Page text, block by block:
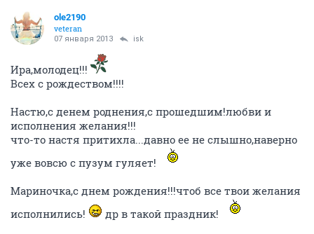
ole2190
veteran
07 января 2013 isk
Ира,молодец!!!
Всех с рождеством!!!!
Настю,с денем роднения,с прошедшим!любви и
исполнения желания!!!
что-то настя притихла...давно ее не слышно,наверно
уже вовсю с пузум гуляет!
Мариночка,с днем рождения!!!чтоб все твои желания
исполнились!
др в такой праздник!